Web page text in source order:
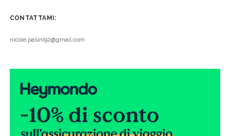
CONTATTAMI:
nicole.pasini92@gmail.com